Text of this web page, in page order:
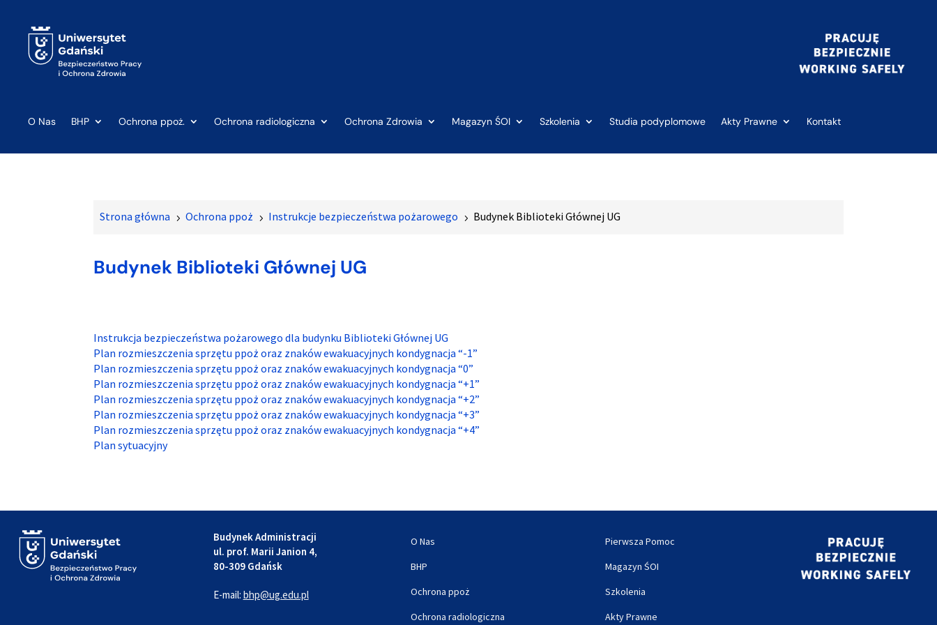
O Nas BHP Ochrona ppoż. Ochrona radiologiczna Ochrona Zdrowia Magazyn ŚOI Szkolenia Studia podyplomowe Akty Prawne Kontakt
Strona główna 5 Ochrona ppoż 5 Instrukcje bezpieczeństwa pożarowego 5 Budynek Biblioteki Głównej UG
Budynek Biblioteki Głównej UG
Instrukcja bezpieczeństwa pożarowego dla budynku Biblioteki Głównej UG
Plan rozmieszczenia sprzętu ppoż oraz znaków ewakuacyjnych kondygnacja “-1”
Plan rozmieszczenia sprzętu ppoż oraz znaków ewakuacyjnych kondygnacja “0”
Plan rozmieszczenia sprzętu ppoż oraz znaków ewakuacyjnych kondygnacja “+1”
Plan rozmieszczenia sprzętu ppoż oraz znaków ewakuacyjnych kondygnacja “+2”
Plan rozmieszczenia sprzętu ppoż oraz znaków ewakuacyjnych kondygnacja “+3”
Plan rozmieszczenia sprzętu ppoż oraz znaków ewakuacyjnych kondygnacja “+4”
Plan sytuacyjny
Budynek Administracji
ul. prof. Marii Janion 4,
80-309 Gdańsk
E-mail: bhp@ug.edu.pl
O Nas
BHP
Ochrona ppoż
Ochrona radiologiczna
Pierwsza Pomoc
Magazyn ŚOI
Szkolenia
Akty Prawne